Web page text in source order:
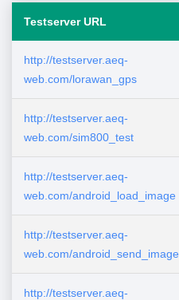
Testserver URL
http://testserver.aeq-
web.com/lorawan_gps
http://testserver.aeq-
web.com/sim800_test
http://testserver.aeq-
web.com/android_load_image
http://testserver.aeq-
web.com/android_send_image
http://testserver.aeq-